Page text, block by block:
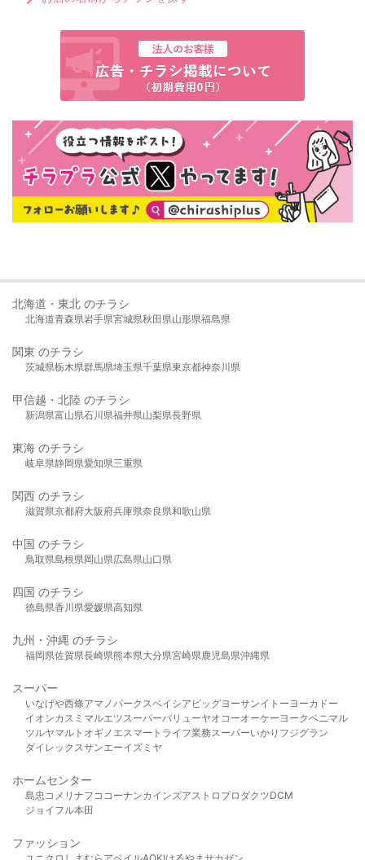
北海道・東北 のチラシ
北海道青森県岩手県宮城県秋田県山形県福島県
関東 のチラシ
茨城県栃木県群馬県埼玉県千葉県東京都神奈川県
甲信越・北陸 のチラシ
新潟県富山県石川県福井県山梨県長野県
東海 のチラシ
岐阜県静岡県愛知県三重県
関西 のチラシ
滋賀県京都府大阪府兵庫県奈良県和歌山県
中国 のチラシ
鳥取県島根県岡山県広島県山口県
四国 のチラシ
徳島県香川県愛媛県高知県
九州・沖縄 のチラシ
福岡県佐賀県長崎県熊本県大分県宮崎県鹿児島県沖縄県
スーパー
いなげや西條アマノパークスベイシア ビッグヨーサンイトーヨーカドー
イオンカスミ マルエツスーパーバリューヤオコーオーケー ヨークベニマル
ツルヤマルト オギノ エスマート ライフ業務スーパーいかり フジグラン
ダイレックスサンエーイズミヤ
ホームセンター
島忠 コメリ ナフコ コーナンカインズアストロプロダクツDCM
ジョイフル本田
ファッション